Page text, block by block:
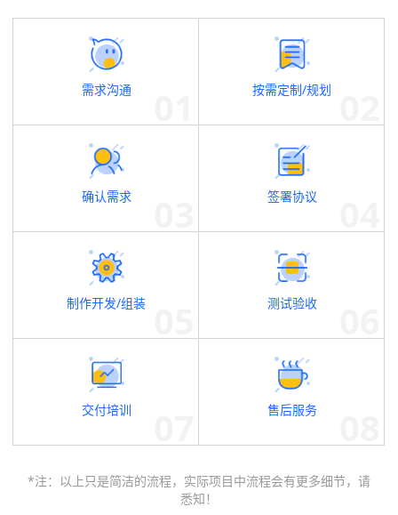
需求沟通 按需定制/规划
确认需求 签署协议
制作开发/组装 测试验收
交付培训 售后服务
*注：以上只是简洁的流程，实际项目中流程会有更多细节，请
悉知！